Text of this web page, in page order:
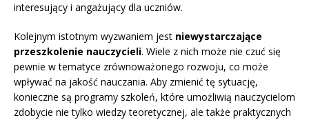
interesujący i angażujący dla uczniów.
Kolejnym istotnym wyzwaniem jest niewystarczające
przeszkolenie nauczycieli. Wiele z nich może nie czuć się
pewnie w tematyce zrównoważonego rozwoju, co może
wpływać na jakość nauczania. Aby zmienić tę sytuację,
konieczne są programy szkoleń, które umożliwią nauczycielom
zdobycie nie tylko wiedzy teoretycznej, ale także praktycznych